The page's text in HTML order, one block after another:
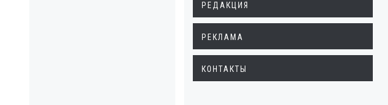
РЕДАКЦИЯ
РЕКЛАМА
КОНТАКТЫ